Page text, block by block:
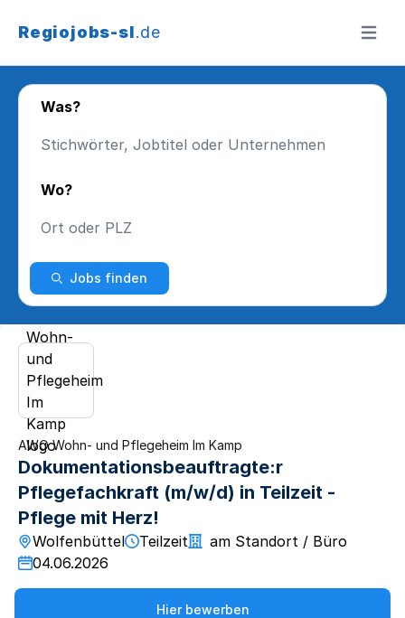
Regiojobs-sl.de Menü
Was?
Wo?
Jobs finden
AWO Wohn- und Pflegeheim Im Kamp
Dokumentationsbeauftragte:r
Pflegefachkraft (m/w/d) in Teilzeit -
Pflege mit Herz!
Wolfenbüttel Teilzeit
am Standort / Büro
04.06.2026
Hier bewerben